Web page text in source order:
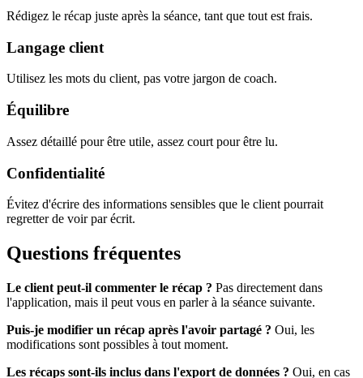
Rédigez le récap juste après la séance, tant que tout est frais.
Langage client
Utilisez les mots du client, pas votre jargon de coach.
Équilibre
Assez détaillé pour être utile, assez court pour être lu.
Confidentialité
Évitez d'écrire des informations sensibles que le client pourrait
regretter de voir par écrit.
Questions fréquentes
Le client peut-il commenter le récap ? Pas directement dans
l'application, mais il peut vous en parler à la séance suivante.
Puis-je modifier un récap après l'avoir partagé ? Oui, les
modifications sont possibles à tout moment.
Les récaps sont-ils inclus dans l'export de données ? Oui, en cas